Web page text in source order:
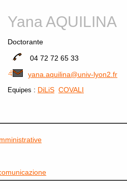
Yana AQUILINA
Doctorante
04 72 72 65 33
yana.aquilina@univ-lyon2.fr
Equipes : DiLiS COVALI